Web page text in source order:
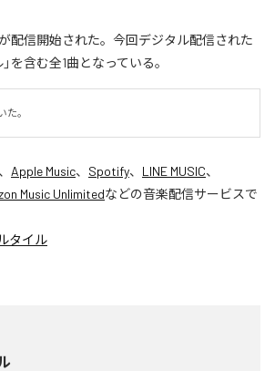
配信開始された。今回デジタル配信された
を含む全1曲となっている。
た。
Apple Music、 Spotify、 LINE MUSIC、
Music Unlimitedなどの音楽配信サービスで
タイル